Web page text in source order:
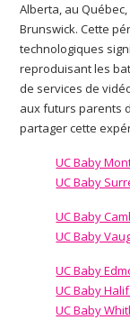
Alberta, au
Brunswick. Cette
technologiques
reproduisant les
de services de
aux futurs parents
partager cette
UC Baby
UC Baby
UC Baby
UC Baby
UC Baby
UC Baby
UC Baby